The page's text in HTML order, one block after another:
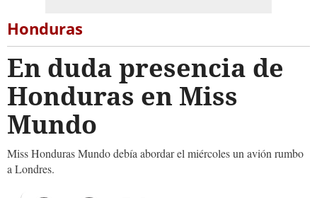
Honduras
En duda presencia de
Honduras en Miss
Mundo
Miss Honduras Mundo debía abordar el miércoles un avión rumbo
a Londres.